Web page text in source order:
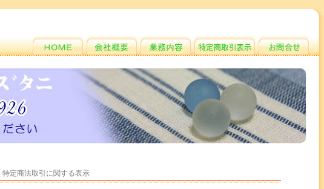
特定商法取引に関する表示